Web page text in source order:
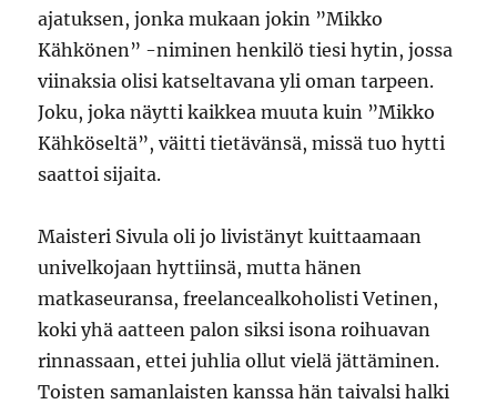
ajatuksen, jonka mukaan jokin ”Mikko
Kähkönen” -niminen henkilö tiesi hytin, jossa
viinaksia olisi katseltavana yli oman tarpeen.
Joku, joka näytti kaikkea muuta kuin ”Mikko
Kähköseltä”, väitti tietävänsä, missä tuo hytti
saattoi sijaita.
Maisteri Sivula oli jo livistänyt kuittaamaan
univelkojaan hyttiinsä, mutta hänen
matkaseuransa, freelancealkoholisti Vetinen,
koki yhä aatteen palon siksi isona roihuavan
rinnassaan, ettei juhlia ollut vielä jättäminen.
Toisten samanlaisten kanssa hän taivalsi halki